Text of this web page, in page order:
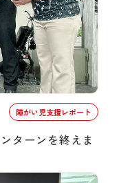
障がい児支援レポート
ターンを終えま